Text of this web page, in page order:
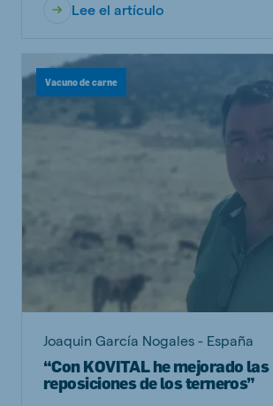
Lee el artículo
Vacuno de carne
Joaquin García Nogales - España
“Con KOVITAL he mejorado las
reposiciones de los terneros”